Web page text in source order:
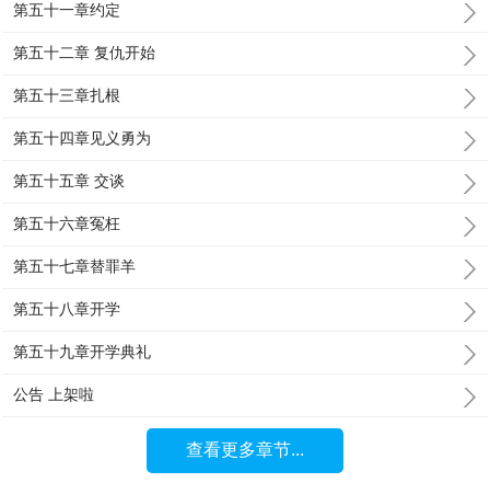
第五十一章约定
第五十二章 复仇开始
第五十三章扎根
第五十四章见义勇为
第五十五章 交谈
第五十六章冤枉
第五十七章替罪羊
第五十八章开学
第五十九章开学典礼
公告 上架啦
查看更多章节...